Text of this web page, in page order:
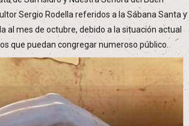
Sergio Rodella referidos a la Sábana Santa y
al mes de octubre, debido a la situación actual
que puedan congregar numeroso público.